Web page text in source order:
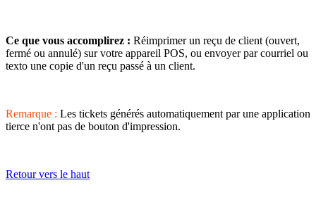
Ce que vous accomplirez : Réimprimer un reçu de client (ouvert,
fermé ou annulé) sur votre appareil POS, ou envoyer par courriel ou
texto une copie d'un reçu passé à un client.
Remarque : Les tickets générés automatiquement par une application
tierce n'ont pas de bouton d'impression.
Retour vers le haut